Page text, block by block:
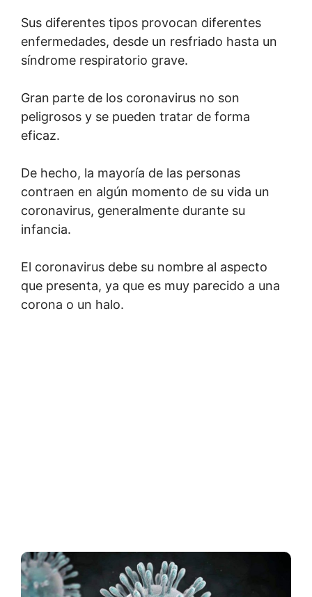
Sus diferentes tipos provocan diferentes
enfermedades, desde un resfriado hasta un
síndrome respiratorio grave.
Gran parte de los coronavirus no son
peligrosos y se pueden tratar de forma
eficaz.
De hecho, la mayoría de las personas
contraen en algún momento de su vida un
coronavirus, generalmente durante su
infancia.
El coronavirus debe su nombre al aspecto
que presenta, ya que es muy parecido a una
corona o un halo.